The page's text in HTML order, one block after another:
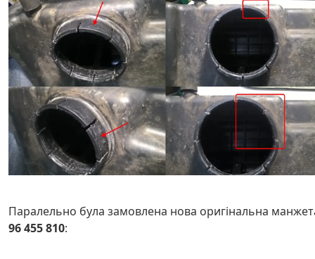
Паралельно була замовлена нова оригінальна
96 455 810: